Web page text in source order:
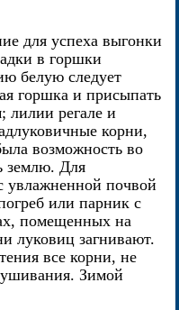
для успеха выгонки
в горшки
белую следует
горшка и присыпать
лилии регале и
корни,
возможность во
землю. Для
увлажненной почвой
или парник с
помещенных на
луковиц загнивают.
все корни, не
Зимой